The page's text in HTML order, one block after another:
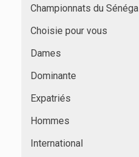
Championnats du Sénégal
Choisie pour vous
Dames
Dominante
Expatriés
Hommes
International